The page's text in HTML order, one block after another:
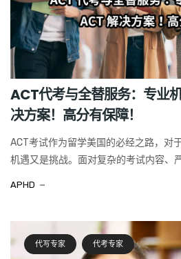
ACT代考与全替服务：专业
决方案！高分有保障！
ACT考试作为留学美国的必经之路，对
机遇又是挑战。面对复杂的考试内容、
APHD
代写专家 代考专家